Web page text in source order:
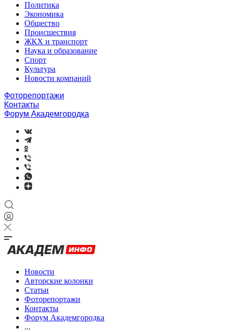
Политика
Экономика
Общество
Происшествия
ЖКХ и транспорт
Наука и образование
Спорт
Культура
Новости компаний
Фоторепортажи
Контакты
Форум Академгородка
Новости
Авторские колонки
Статьи
Фоторепортажи
Контакты
Форум Академгородка
...